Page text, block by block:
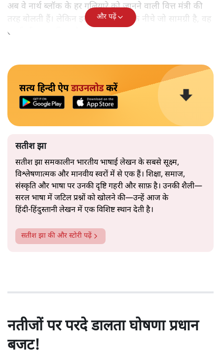
अब वे नार्थ ब्लॉक के हर गलियारे को जानने वाली वित्त मंत्री की
तरह बोलती हैं। लेकिन इस आत्मविश्वास के नीचे जो सामग्री है, वह
उतनी ही अनुमानित और दोहराव भरी।
और पढ़ें
सत्य हिन्दी ऐपडाउनलोडकरें
सतीश झा
सतीश झा समकालीन भारतीय भाषाई लेखन के सबसे सूक्ष्म,
विश्लेषणात्मक और मानवीय स्वरों में से एक हैं। शिक्षा, समाज,
संस्कृति और भाषा पर उनकी दृष्टि गहरी और साफ़ है। उनकी शैली—
सरल भाषा में जटिल प्रश्नों को खोलने की—उन्हें आज के
हिंदी‑हिंदुस्तानी लेखन में एक विशिष्ट स्थान देती है।
सतीश झा की और स्टोरी पढ़ें
नतीजों पर परदे डालता घोषणा प्रधान
बजट!